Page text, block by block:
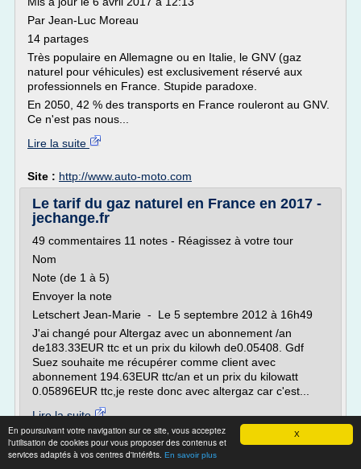
X
En poursuivant votre navigation sur ce site, vous acceptez
l'utilisation de cookies pour vous proposer des contenus et
services adaptés à vos centres d'intérêts. En savoir plus
Par Jean-Luc Moreau
14 partages
Très populaire en Allemagne ou en Italie, le GNV (gaz
naturel pour véhicules) est exclusivement réservé aux
professionnels en France. Stupide paradoxe.
En 2050, 42 % des transports en France rouleront au GNV.
Ce n'est pas nous...
Lire la suite
Site : http://www.auto-moto.com
Le tarif du gaz naturel en France en 2017 -
jechange.fr
49 commentaires 11 notes - Réagissez à votre tour
Nom
Note (de 1 à 5)
Envoyer la note
Letschert Jean-Marie - Le 5 septembre 2012 à 16h49
J'ai changé pour Altergaz avec un abonnement /an
de183.33EUR ttc et un prix du kilowh de0.05408. Gdf
Suez souhaite me récupérer comme client avec
abonnement 194.63EUR ttc/an et un prix du kilowatt
0.05896EUR ttc,je reste donc avec altergaz car c'est...
Lire la suite
Site :https://www.jechange.fr